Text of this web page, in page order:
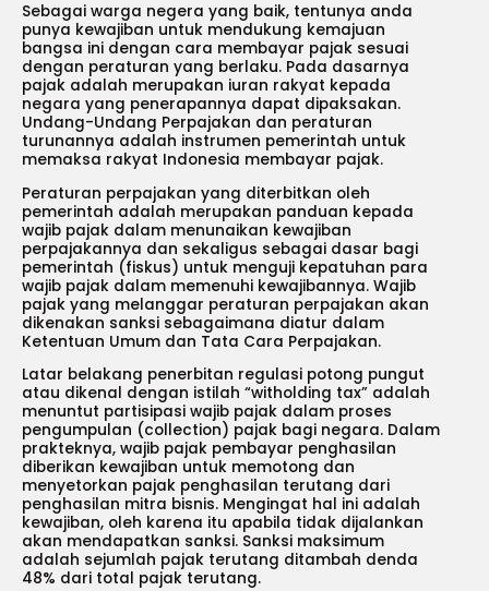
Sebagai warga negera yang baik, tentunya anda
punya kewajiban untuk mendukung kemajuan
bangsa ini dengan cara membayar pajak sesuai
dengan peraturan yang berlaku. Pada dasarnya
pajak adalah merupakan iuran rakyat kepada
negara yang penerapannya dapat dipaksakan.
Undang-Undang Perpajakan dan peraturan
turunannya adalah instrumen pemerintah untuk
memaksa rakyat Indonesia membayar pajak.
Peraturan perpajakan yang diterbitkan oleh
pemerintah adalah merupakan panduan kepada
wajib pajak dalam menunaikan kewajiban
perpajakannya dan sekaligus sebagai dasar bagi
pemerintah (fiskus) untuk menguji kepatuhan para
wajib pajak dalam memenuhi kewajibannya. Wajib
pajak yang melanggar peraturan perpajakan akan
dikenakan sanksi sebagaimana diatur dalam
Ketentuan Umum dan Tata Cara Perpajakan.
Latar belakang penerbitan regulasi potong pungut
atau dikenal dengan istilah “witholding tax” adalah
menuntut partisipasi wajib pajak dalam proses
pengumpulan (collection) pajak bagi negara. Dalam
prakteknya, wajib pajak pembayar penghasilan
diberikan kewajiban untuk memotong dan
menyetorkan pajak penghasilan terutang dari
penghasilan mitra bisnis. Mengingat hal ini adalah
kewajiban, oleh karena itu apabila tidak dijalankan
akan mendapatkan sanksi. Sanksi maksimum
adalah sejumlah pajak terutang ditambah denda
48% dari total pajak terutang.